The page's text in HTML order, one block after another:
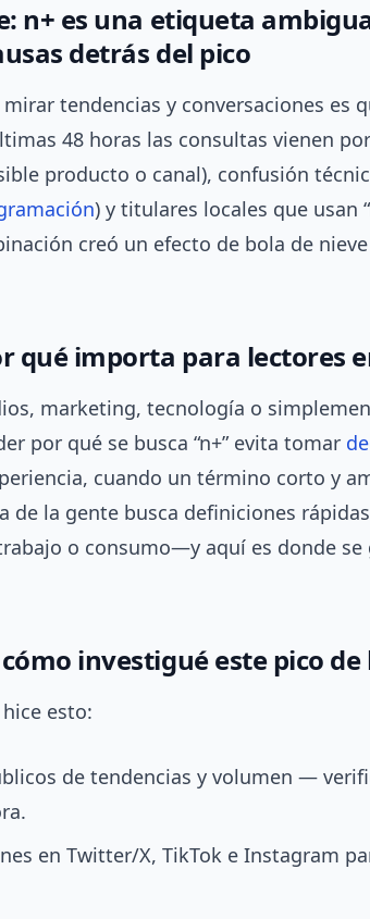
n+ es una etiqueta
detrás del pico
tendencias y conversaciones es
48 horas las consultas vienen
producto o canal), confusión
) y titulares locales que usan
creó un efecto de bola de
qué importa para lectores
marketing, tecnología o
por qué se busca “n+” evita tomar
cuando un término corto y
de la gente busca definiciones
o consumo—y aquí es donde se
investigué este pico de
esto:
de tendencias y volumen —
en Twitter/X, TikTok e Instagram